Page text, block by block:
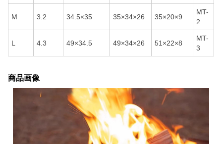
M 3.2 34.5×35 35×34×26 35×20×9
MT-
2
L 4.3 49×34.5 49×34×26 51×22×8
MT-
3
商品画像